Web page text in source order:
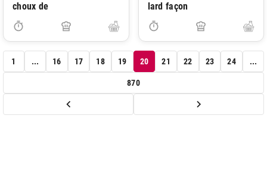
choux de
lard façon
1 ... 16 17 18 19 20 21 22 23 24 ...
870